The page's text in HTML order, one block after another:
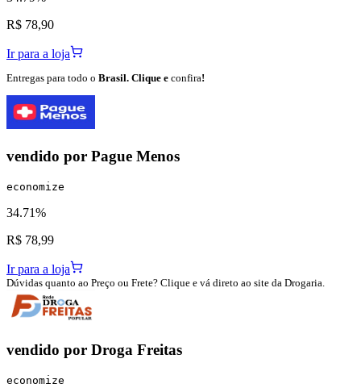
R$ 78,90
Ir para a loja
Entregas para todo o Brasil. Clique e confira!
vendido por Pague Menos
economize
34.71%
R$ 78,99
Ir para a loja
Dúvidas quanto ao Preço ou Frete? Clique e vá direto ao site da Drogaria.
vendido por Droga Freitas
economize